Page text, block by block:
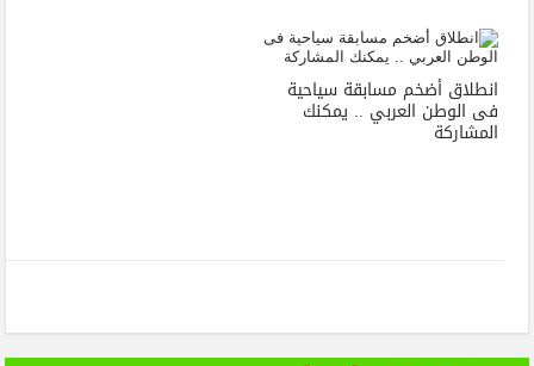
انطلاق أضخم مسابقة سياحية
فى الوطن العربي .. يمكنك
المشاركة